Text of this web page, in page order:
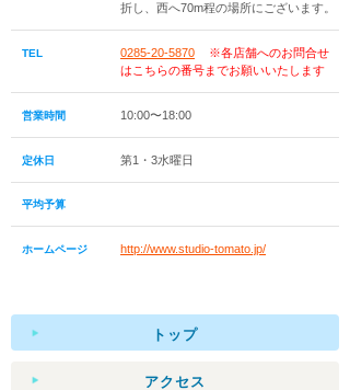
折し、西へ70m程の場所にございます。
TEL 0285-20-5870
※各店舗へのお問合せ
はこちらの番号までお願いいたします
営業時間 10:00〜18:00
定休日 第1・3水曜日
平均予算
ホームページ http://www.studio-tomato.jp/
トップ
アクセス